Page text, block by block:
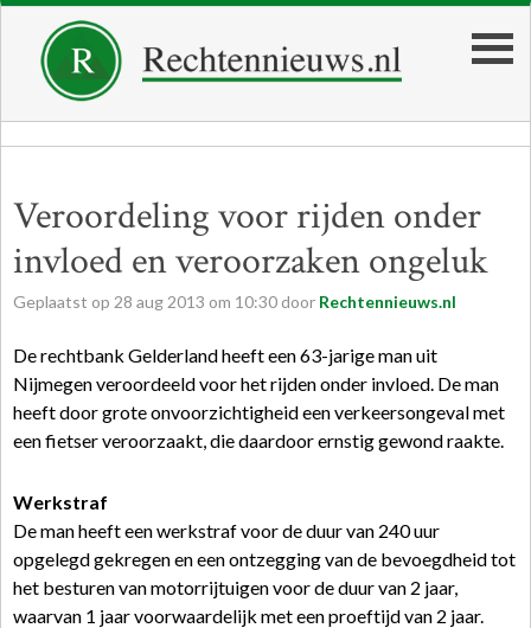
Veroordeling voor rijden onder
invloed en veroorzaken ongeluk
Geplaatst op 28 aug 2013 om 10:30 door Rechtennieuws.nl
De rechtbank Gelderland heeft een 63-jarige man uit
Nijmegen veroordeeld voor het rijden onder invloed. De man
heeft door grote onvoorzichtigheid een verkeersongeval met
een fietser veroorzaakt, die daardoor ernstig gewond raakte.
Werkstraf
De man heeft een werkstraf voor de duur van 240 uur
opgelegd gekregen en een ontzegging van de bevoegdheid tot
het besturen van motorrijtuigen voor de duur van 2 jaar,
waarvan 1 jaar voorwaardelijk met een proeftijd van 2 jaar.